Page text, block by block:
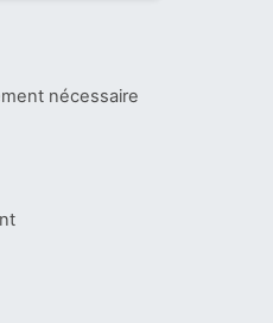
nécessaire